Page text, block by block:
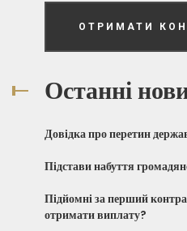
ОТРИМАТИ
Останні
Довідка про перетин
Підстави набуття
Підйомні за перший
отримати виплату?